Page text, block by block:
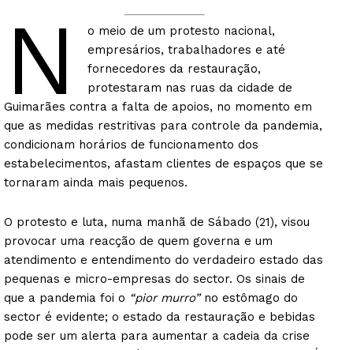
Guimarães, agora!
SUBSCREVA JÁ!
Institucional
N
o meio de um protesto nacional,
empresários, trabalhadores e até
fornecedores da restauração,
protestaram nas ruas da cidade de
Guimarães contra a falta de apoios, no momento em
que as medidas restritivas para controle da pandemia,
condicionam horários de funcionamento dos
estabelecimentos, afastam clientes de espaços que se
tornaram ainda mais pequenos.
O protesto e luta, numa manhã de Sábado (21), visou
provocar uma reacção de quem governa e um
atendimento e entendimento do verdadeiro estado das
pequenas e micro-empresas do sector. Os sinais de
que a pandemia foi o “pior murro”no estômago do
sector é evidente; o estado da restauração e bebidas
pode ser um alerta para aumentar a cadeia da crise